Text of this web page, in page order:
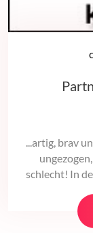
...artig, brav
schlecht! In